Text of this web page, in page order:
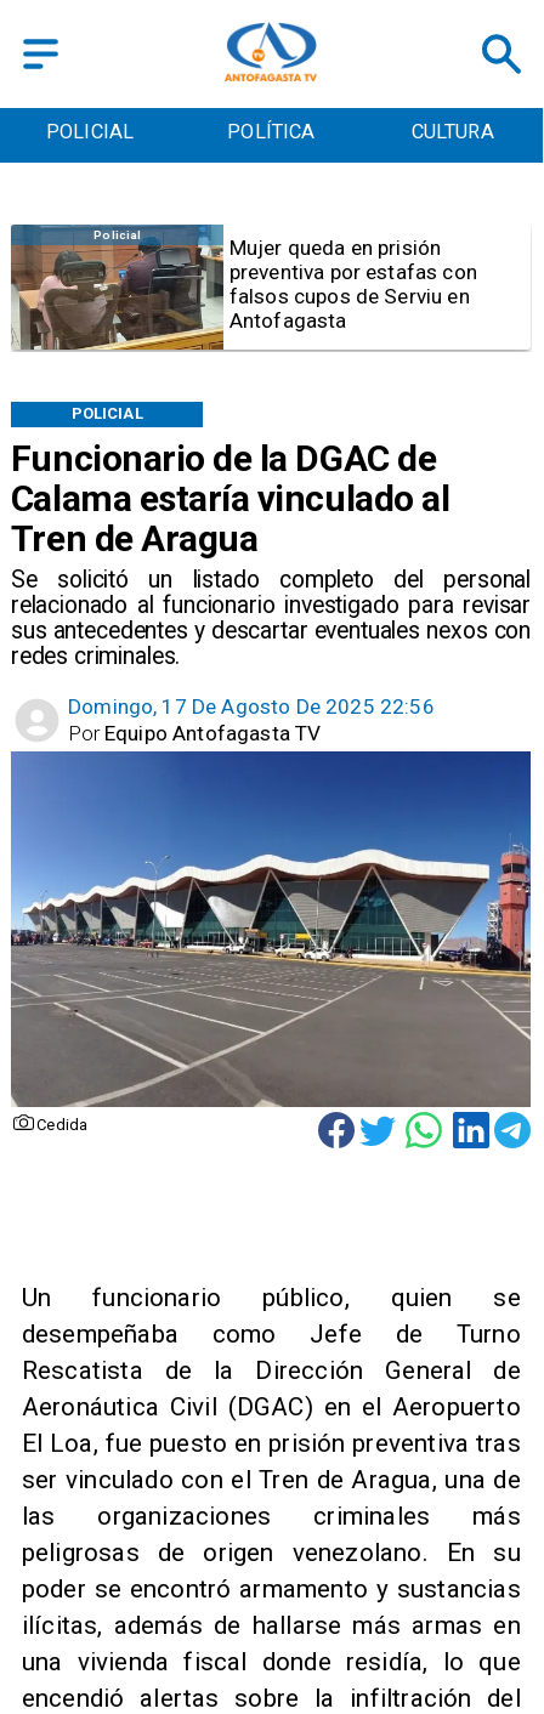
POLICIAL POLÍTICA CULTURA
Funcionario de la DGAC de
Calama estaría vinculado al
Tren de Aragua
Se solicitó un listado completo del personal
relacionado al funcionario investigado para revisar
sus antecedentes y descartar eventuales nexos con
redes criminales.
POLICIAL
Domingo, 17 De Agosto De 2025 22:56
Equipo Antofagasta TV
Por
Cedida
Videos
Video | Choferes del
TransAntofagasta piden
sistema mixto de pago
Un funcionario público, quien se
desempeñaba como Jefe de Turno
Rescatista de la Dirección General de
Aeronáutica Civil (DGAC) en el Aeropuerto
El Loa, fue puesto en prisión preventiva tras
ser vinculado con el Tren de Aragua, una de
las organizaciones criminales más
peligrosas de origen venezolano. En su
poder se encontró armamento y sustancias
ilícitas, además de hallarse más armas en
una vivienda fiscal donde residía, lo que
encendió alertas sobre la infiltración del